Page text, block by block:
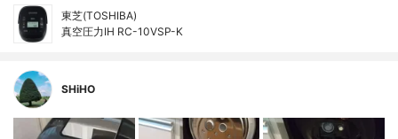
東芝(TOSHIBA)
真空圧力IH RC-10VSP-K
SHiHO